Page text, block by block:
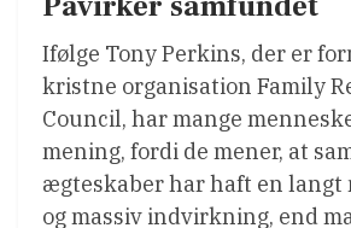
Ifølge Tony Perkins, der er
kristne organisation Family
Council, har mange
mening, fordi de mener, at
ægteskaber har haft en langt
og massiv indvirkning, end